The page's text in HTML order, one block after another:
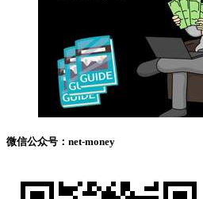
微信公众号：net-money